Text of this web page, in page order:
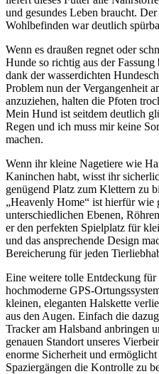
und ‌gesundes ​Leben braucht.
Wohlbefinden war deutlich
Wenn es draußen regnet oder⁢
Hunde so​ richtig aus der
dank der wasserdichten
Problem nun der Vergangenheit
anzuziehen, halten die⁤ Pfoten
Mein Hund ist seitdem deutlich
Regen und ich⁤ muss mir keine
machen.
Wenn ihr kleine​ Nagetiere wie
Kaninchen habt, wisst ihr
genügend⁣ Platz zum⁤ Klettern zu
„Heavenly Home“ ist hierfür wie
unterschiedlichen Ebenen,​
er den perfekten Spielplatz für
und das ansprechende ⁣Design
Bereicherung ⁢für jeden
Eine weitere tolle‌ Entdeckung ⁢für
hochmoderne GPS-
kleinen, eleganten Halskette
aus ⁢den Augen. Einfach ‌die
Tracker​ am Halsband ​anbringen
⁤genauen Standort unseres
⁣enorme Sicherheit und
Spaziergängen die Kontrolle zu